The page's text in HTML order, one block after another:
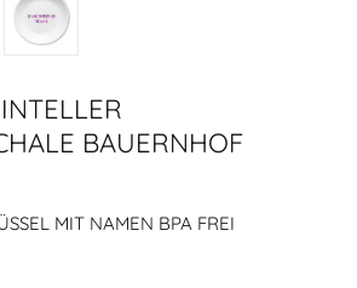
BAUERNHOF
MIT NAMEN BPA FREI